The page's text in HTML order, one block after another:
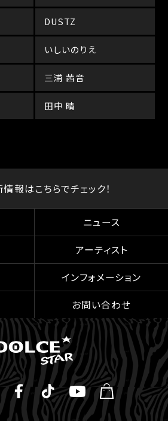
DUSTZ
いしいのりえ
三浦 茜音
田中 晴
報はこちらでチェック！
ニュース
アーティスト
インフォメーション
お問い合わせ